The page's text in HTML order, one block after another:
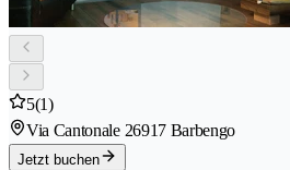
5(1)
Via Cantonale 26917 Barbengo
Jetzt buchen